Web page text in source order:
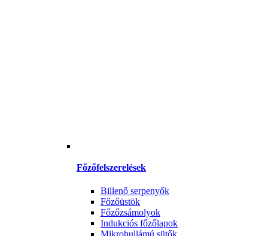
Főzőfelszerelések
Billenő serpenyők
Főzőüstök
Főzőzsámolyok
Indukciós főzőlapok
Mikrohullámú sütők